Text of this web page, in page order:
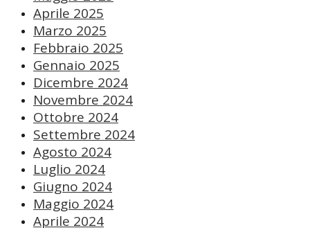
Aprile 2025
Marzo 2025
Febbraio 2025
Gennaio 2025
Dicembre 2024
Novembre 2024
Ottobre 2024
Settembre 2024
Agosto 2024
Luglio 2024
Giugno 2024
Maggio 2024
Aprile 2024